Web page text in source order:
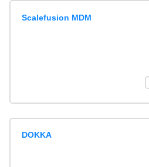
Scalefusion MDM
DOKKA